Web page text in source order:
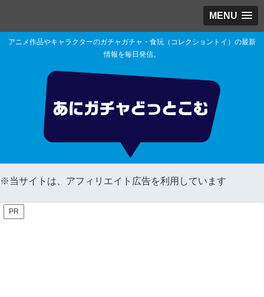
MENU
アニメ作品やキャラクターのガチャガチャ・食玩（コレクショントイ）の最新
情報を毎日発信。
※当サイトは、アフィリエイト広告を利用しています
PR